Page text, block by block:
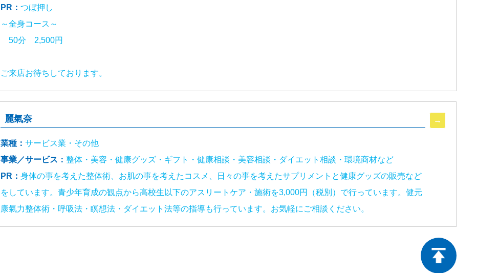
PR：つぼ押し
～全身コース～
50分 2,500円
ご来店お待ちしております。
麗氣奈
業種：サービス業・その他
事業／サービス：整体・美容・健康グッズ・ギフト・健康相談・美容相談・ダイエット相談・環境商材など
PR：身体の事を考えた整体術、お肌の事を考えたコスメ、日々の事を考えたサプリメントと健康グッズの販売など
をしています。青少年育成の観点から高校生以下のアスリートケア・施術を3,000円（税別）で行っています。健元
康氣力整体術・呼吸法・瞑想法・ダイエット法等の指導も行っています。お気軽にご相談ください。